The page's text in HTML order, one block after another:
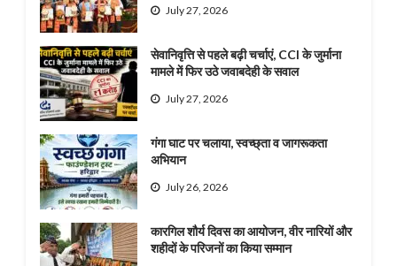
July 27, 2026
सेवानिवृत्ति से पहले बढ़ी चर्चाएं, CCI के जुर्माना
मामले में फिर उठे जवाबदेही के सवाल
July 27, 2026
गंगा घाट पर चलाया, स्वच्छ्ता व जागरूकता
अभियान
July 26, 2026
कारगिल शौर्य दिवस का आयोजन, वीर नारियों और
शहीदों के परिजनों का किया सम्मान